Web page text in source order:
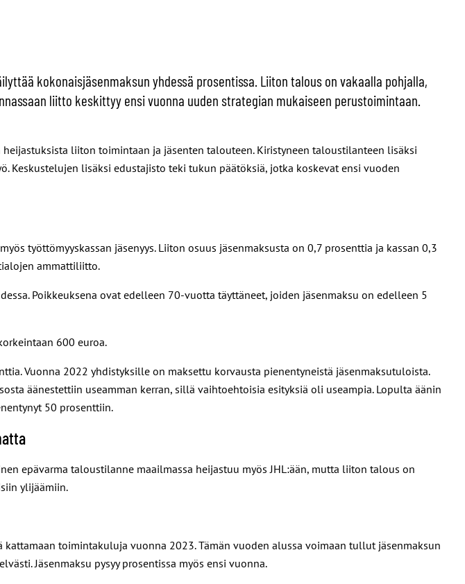
kokonaisjäsenmaksun yhdessä prosentissa. Liiton talous on vakaalla pohjalla,
liitto keskittyy ensi vuonna uuden strategian mukaiseen perustoimintaan.
liiton toimintaan ja jäsenten talouteen. Kiristyneen taloustilanteen lisäksi
lisäksi edustajisto teki tukun päätöksiä, jotka koskevat ensi vuoden
työttömyyskassan jäsenyys. Liiton osuus jäsenmaksusta on 0,7 prosenttia ja kassan 0,3
ammattiliitto.
Poikkeuksena ovat edelleen 70-vuotta täyttäneet, joiden jäsenmaksu on edelleen 5
600 euroa.
Vuonna 2022 yhdistyksille on maksettu korvausta pienentyneistä jäsenmaksutuloista.
äänestettiin useamman kerran, sillä vaihtoehtoisia esityksiä oli useampia. Lopulta äänin
50 prosenttiin.
epävarma taloustilanne maailmassa heijastuu myös JHL:ään, mutta liiton talous on
ylijäämiin.
toimintakuluja vuonna 2023. Tämän vuoden alussa voimaan tullut jäsenmaksun
Jäsenmaksu pysyy prosentissa myös ensi vuonna.